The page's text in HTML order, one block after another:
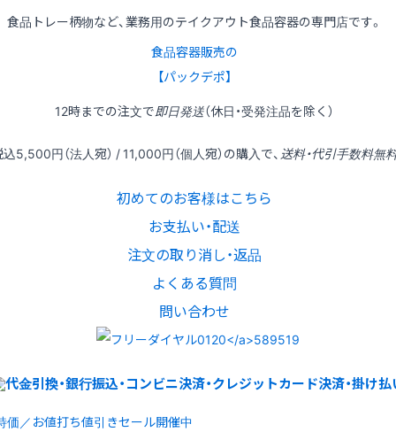
食品トレー柄物など、業務用のテイクアウト食品容器の専門店です。
食品容器販売の
【パックデポ】
12時までの注文で即日発送（休日・受発注品を除く）
込5,500円（法人宛） / 11,000円（個人宛）の購入で、 送料・代引手数料無
初めてのお客様はこちら
お支払い・配送
注文の取り消し・返品
よくある質問
問い合わせ
価／お値打ち値引きセール開催中